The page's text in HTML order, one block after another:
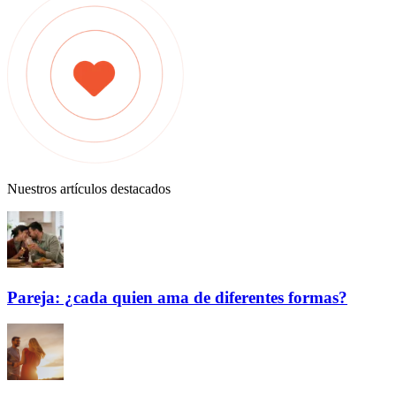
Nuestros artículos destacados
Pareja: ¿cada quien ama de diferentes formas?